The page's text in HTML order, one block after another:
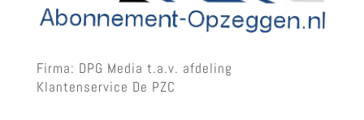
Firma: DPG Media t.a.v. afdeling
Klantenservice De PZC